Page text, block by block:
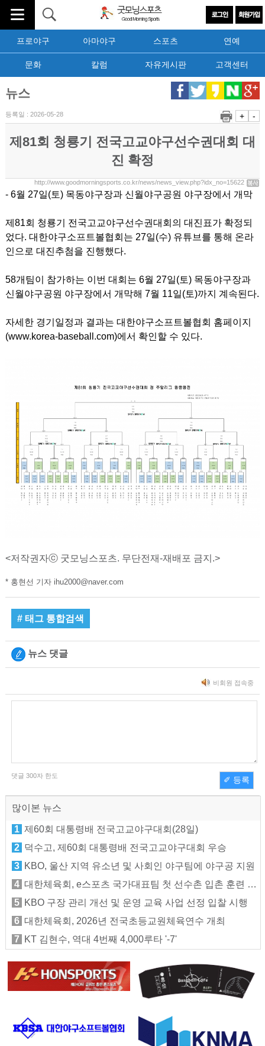
프로야구 아마야구 스포츠 연예
문화 칼럼 자유게시판 고객센터
뉴스
등록일 : 2026-05-28 + -
제81회 청룡기 전국고교야구선수권대회 대
진 확정
http://www.goodmorningsports.co.kr/news/news_view.php?idx_no=15622
- 6월 27일(토) 목동야구장과 신월야구공원 야구장에서 개막
제81회 청룡기 전국고교야구선수권대회의 대진표가 확정되
었다. 대한야구소프트볼협회는 27일(수) 유튜브를 통해 온라
인으로 대진추첨을 진행했다.
58개팀이 참가하는 이번 대회는 6월 27일(토) 목동야구장과
신월야구공원 야구장에서 개막해 7월 11일(토)까지 계속된다.
자세한 경기일정과 결과는 대한야구소프트볼협회 홈페이지
(www.korea-baseball.com)에서 확인할 수 있다.
<저작권자ⓒ 굿모닝스포츠. 무단전재-재배포 금지.>
* 홍현선 기자 ihu2000@naver.com
# 태그 통합검색
뉴스 댓글
비회원 접속중
댓글 300자 한도 ✐ 등록
많이본 뉴스
1 제60회 대통령배 전국고교야구대회(28일)
2 덕수고, 제60회 대통령배 전국고교야구대회 우승
3 KBO, 울산 지역 유소년 및 사회인 야구팀에 야구공 지원
4 대한체육회, e스포츠 국가대표팀 첫 선수촌 입촌 훈련 지원
5 KBO 구장 관리 개선 및 운영 교육 사업 선정 입찰 시행
6 대한체육회, 2026년 전국초등교원체육연수 개최
7
KT 김현수, 역대 4번째 4,000루타 '-7'